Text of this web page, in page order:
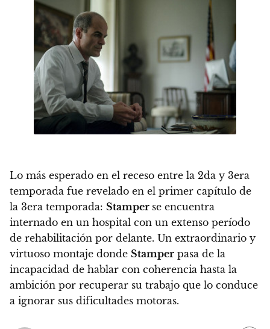
Lo más esperado en el receso entre la 2da y 3era
temporada fue revelado en el primer capítulo de
la 3era temporada: Stamper se encuentra
internado en un hospital con un extenso período
de rehabilitación por delante. Un extraordinario y
virtuoso montaje donde Stamper pasa de la
incapacidad de hablar con coherencia hasta la
ambición por recuperar su trabajo que lo conduce
a ignorar sus dificultades motoras.